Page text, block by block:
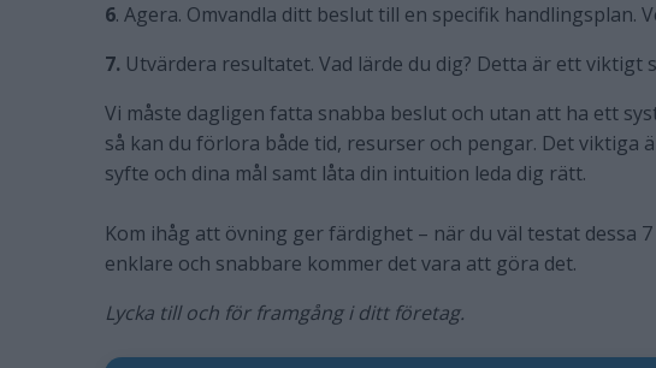
6. Agera. Omvandla ditt beslut till en specifik handlingsplan.
7. Utvärdera resultatet. Vad lärde du dig? Detta är ett viktigt
Vi måste dagligen fatta snabba beslut och utan att ha ett
så kan du förlora både tid, resurser och pengar. Det viktiga
syfte och dina mål samt låta din intuition leda dig rätt.
Kom ihåg att övning ger färdighet – när du väl testat dessa
enklare och snabbare kommer det vara att göra det.
Lycka till och för framgång i ditt företag.